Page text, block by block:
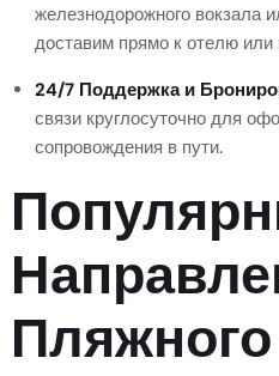
железнодорожного вокзала
доставим прямо к отелю
24/7 Поддержка и
связи круглосуточно для
сопровождения в пути.